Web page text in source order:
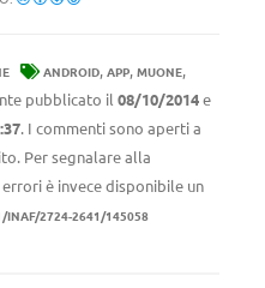
ANDROID, APP, MUONE,
pubblicato il 08/10/2014e
. I commenti sono aperti a
Per segnalare alla
è invece disponibile un
INAF/2724-2641/145058